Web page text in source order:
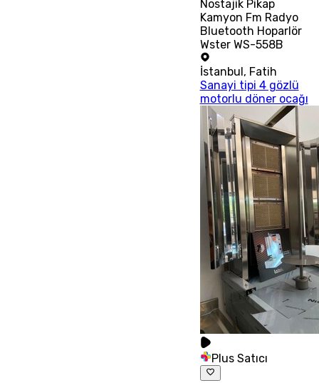
Nostajik Pikap
Kamyon Fm Radyo
Bluetooth Hoparlör
Wster WS-558B
İstanbul, Fatih
Sanayi tipi 4 gözlü
motorlu döner ocağı
Plus Satıcı